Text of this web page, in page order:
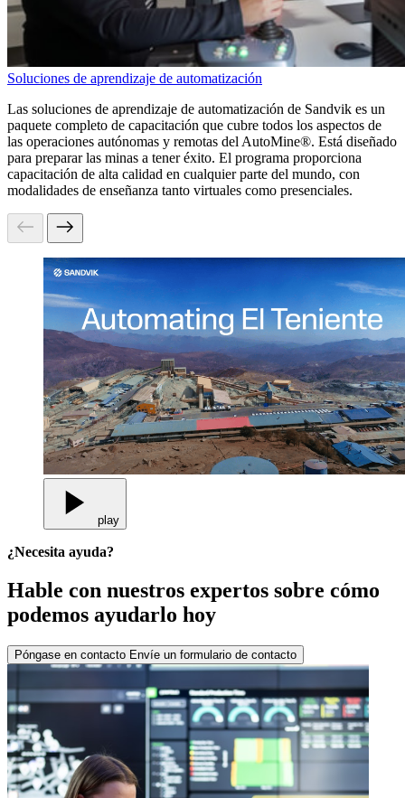
Soluciones de aprendizaje de automatización
Las soluciones de aprendizaje de automatización de Sandvik es un
paquete completo de capacitación que cubre todos los aspectos de
las operaciones autónomas y remotas del AutoMine®. Está diseñado
para preparar las minas a tener éxito. El programa proporciona
capacitación de alta calidad en cualquier parte del mundo, con
modalidades de enseñanza tanto virtuales como presenciales.
play
¿Necesita ayuda?
Hable con nuestros expertos sobre cómo
podemos ayudarlo hoy
Póngase en contacto Envíe un formulario de contacto